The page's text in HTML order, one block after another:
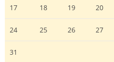
17 18 19 20
24 25 26 27
31